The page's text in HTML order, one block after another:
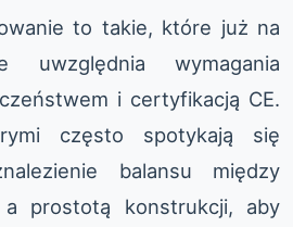
to takie, które już na
uwzględnia wymagania
i certyfikacją CE.
często spotykają się
balansu między
a prostotą konstrukcji, aby